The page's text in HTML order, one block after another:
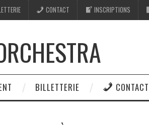
CONTACT INSCRIPTIONS
BILLETTERIE CONTACT